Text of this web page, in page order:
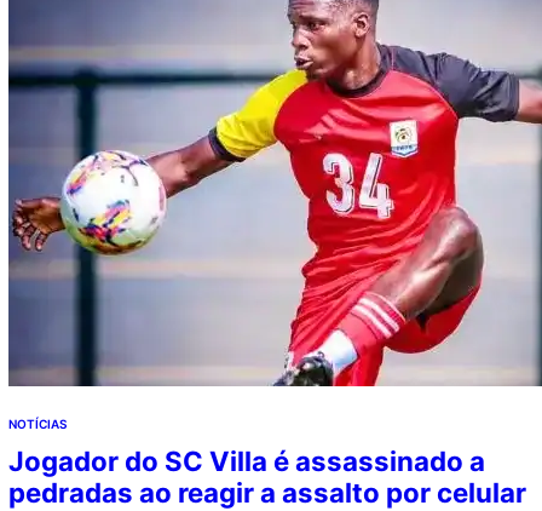
NOTÍCIAS
Jogador do SC Villa é assassinado a
pedradas ao reagir a assalto por celular